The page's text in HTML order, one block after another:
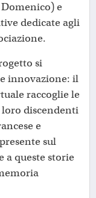
e
dedicate agli
si
innovazione: il
raccoglie le
discendenti
e
sul
a queste storie